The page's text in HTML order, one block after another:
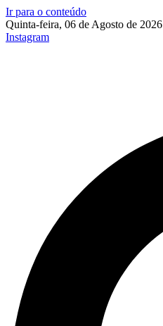
Ir para o conteúdo
Quinta-feira, 06 de Agosto de 2026
Instagram